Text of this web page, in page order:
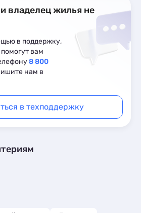
владелец жилья не
в поддержку,
вам
8 800
нам в
в техподдержку